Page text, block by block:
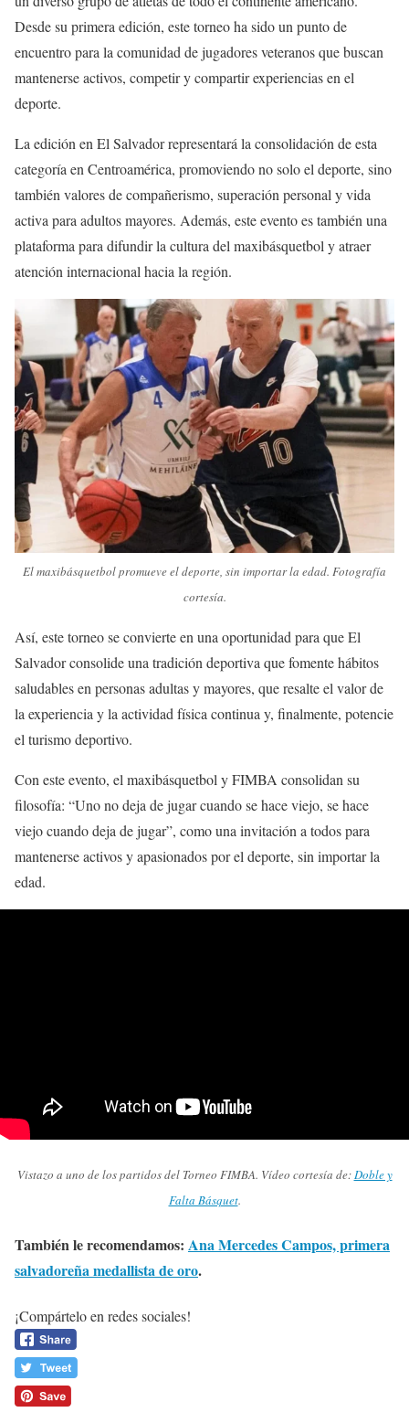
Desde su primera edición, este torneo ha sido un punto de
encuentro para la comunidad de jugadores veteranos que buscan
mantenerse activos, competir y compartir experiencias en el
deporte.
La edición en El Salvador representará la consolidación de esta
categoría en Centroamérica, promoviendo no solo el deporte, sino
también valores de compañerismo, superación personal y vida
activa para adultos mayores. Además, este evento es también una
plataforma para difundir la cultura del maxibásquetbol y atraer
atención internacional hacia la región.
El maxibásquetbol promueve el deporte, sin importar la edad. Fotografía
cortesía.
Así, este torneo se convierte en una oportunidad para que El
Salvador consolide una tradición deportiva que fomente hábitos
saludables en personas adultas y mayores, que resalte el valor de
la experiencia y la actividad física continua y, finalmente, potencie
el turismo deportivo.
Con este evento, el maxibásquetbol y FIMBA consolidan su
filosofía: “Uno no deja de jugar cuando se hace viejo, se hace
viejo cuando deja de jugar”, como una invitación a todos para
mantenerse activos y apasionados por el deporte, sin importar la
edad.
Vistazo a uno de los partidos del Torneo FIMBA. Vídeo cortesía de:Doble y
Falta Básquet.
También le recomendamos: Ana Mercedes Campos, primera
salvadoreña medallista de oro.
¡Compártelo en redes sociales!